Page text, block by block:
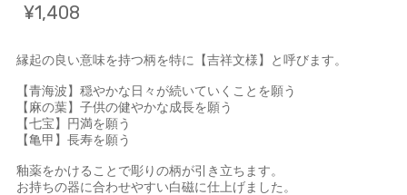
¥1,408
縁起の良い意味を持つ柄を特に【吉祥文様】と呼びます。
【青海波】穏やかな日々が続いていくことを願う
【麻の葉】子供の健やかな成長を願う
【七宝】円満を願う
【亀甲】長寿を願う
釉薬をかけることで彫りの柄が引き立ちます。
お持ちの器に合わせやすい白磁に仕上げました。